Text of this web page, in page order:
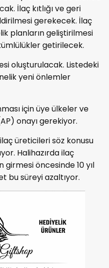
İlaç kıtlığı ve geri
gerekecek. İlaç
planların geliştirilmesi
getirilecek.
oluşturulacak. Listedeki
yeni önlemler
için üye ülkeler ve
onayı gerekiyor.
üreticileri söz konusu
Halihazırda ilaç
öncesinde 10 yıl
bu süreyi azaltıyor.